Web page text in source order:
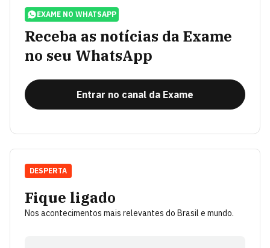
EXAME NO WHATSAPP
Receba as notícias da Exame
no seu WhatsApp
Entrar no canal da Exame
Fique ligado
Nos acontecimentos mais relevantes do Brasil e mundo.
DESPERTA